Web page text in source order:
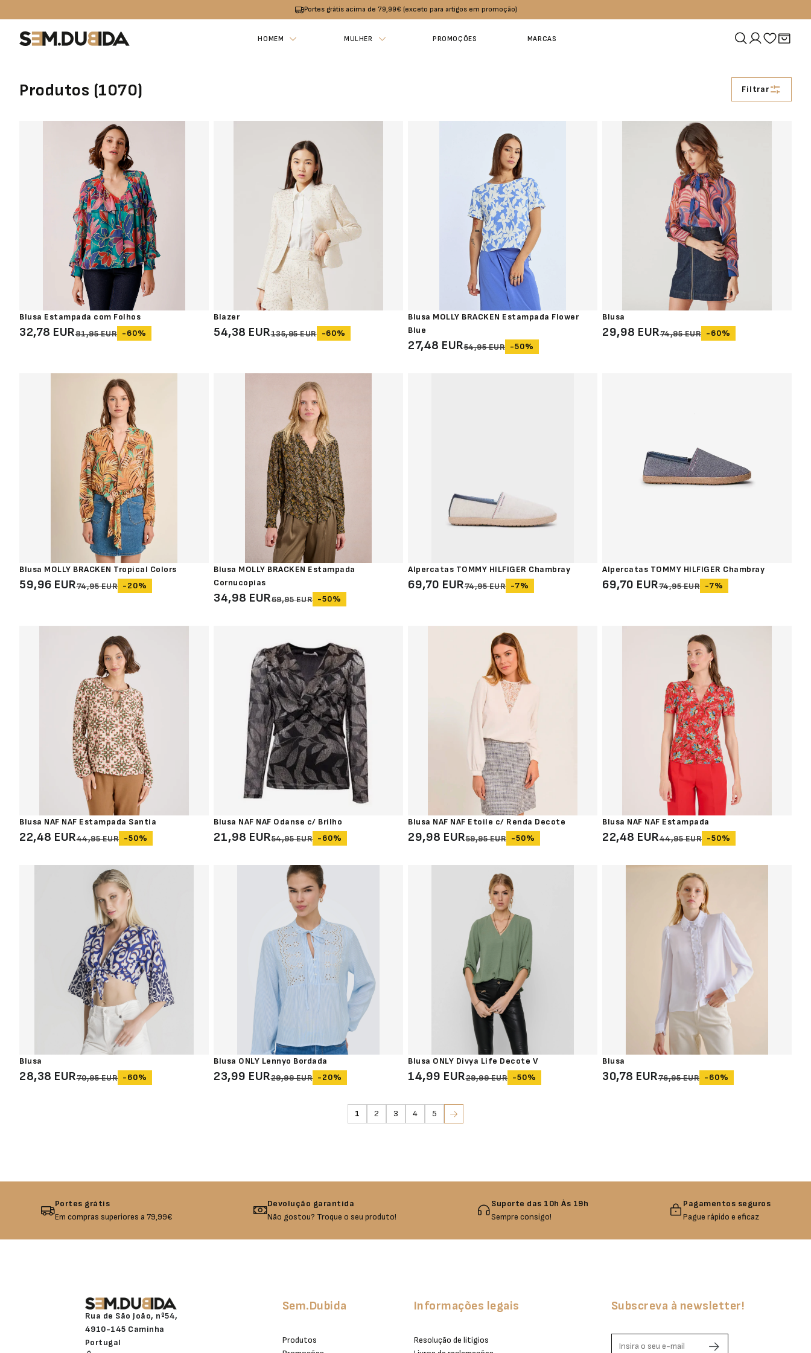
Portes grátis acima de 79,99€ (exceto para artigos em promoção)
HOMEM MULHER PROMOÇÕES MARCAS
Filtrar
Produtos (1070)
Blusa Estampada com Folhos
32,78 EUR81,95 EUR -60%
Blazer
54,38 EUR135,95 EUR -60%
Blusa MOLLY BRACKEN Estampada Flower
Blue
27,48 EUR54,95 EUR -50%
Blusa
29,98 EUR74,95 EUR -60%
Blusa MOLLY BRACKEN Tropical Colors
59,96 EUR74,95 EUR -20%
Blusa MOLLY BRACKEN Estampada
Cornucopias
34,98 EUR69,95 EUR -50%
Alpercatas TOMMY HILFIGER Chambray
69,70 EUR74,95 EUR -7%
Alpercatas TOMMY HILFIGER Chambray
69,70 EUR74,95 EUR -7%
Blusa NAF NAF Estampada Santia
22,48 EUR44,95 EUR -50%
Blusa NAF NAF Odanse c/ Brilho
21,98 EUR54,95 EUR -60%
Blusa NAF NAF Etoile c/ Renda Decote
29,98 EUR59,95 EUR -50%
Blusa NAF NAF Estampada
22,48 EUR44,95 EUR -50%
Blusa
28,38 EUR70,95 EUR -60%
Blusa ONLY Lennyo Bordada
23,99 EUR29,99 EUR -20%
Blusa ONLY Divya Life Decote V
14,99 EUR29,99 EUR -50%
Blusa
30,78 EUR76,95 EUR -60%
1 2 3 4 5
Portes grátis
Em compras superiores a 79,99€
Devolução garantida
Não gostou? Troque o seu produto!
Suporte das 10h Às 19h
Sempre consigo!
Pagamentos seguros
Pague rápido e eficaz
Rua de São João, nº54,
4910-145 Caminha
Portugal
Sem.Dubida
Produtos
Informações legais
Resolução de litígios
Subscreva à newsletter!